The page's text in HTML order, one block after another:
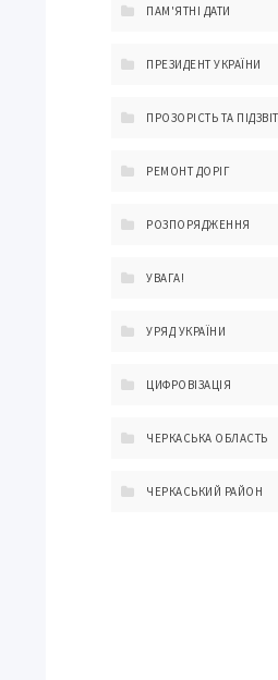
ПАМ'ЯТНІ ДАТИ
ПРЕЗИДЕНТ УКРАЇНИ
ПРОЗОРІСТЬ ТА
РЕМОНТ ДОРІГ
РОЗПОРЯДЖЕННЯ
УВАГА!
УРЯД УКРАЇНИ
ЦИФРОВІЗАЦІЯ
ЧЕРКАСЬКА ОБЛАСТЬ
ЧЕРКАСЬКИЙ РАЙОН